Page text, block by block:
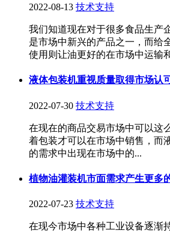
2022-08-13 技术支持
我们知道现在对于很多食品生产
是市场中新兴的产品之一，而给
使用则让油更好的在市场中运输
液体包装机重视质量取得市场认
2022-07-30 技术支持
在现在的商品交易市场中可以这
着包装才可以在市场中销售，而
的需求中出现在市场中的...
植物油灌装机市面需求产生更多
2022-07-23 技术支持
在现今市场中各种工业设备逐渐